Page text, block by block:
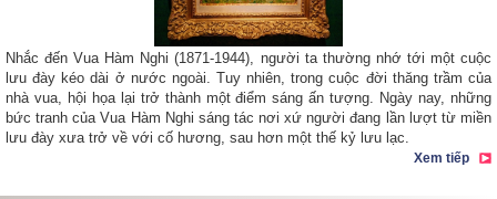
Nhắc đến Vua Hàm Nghi (1871-1944), người ta thường nhớ tới một cuộc
lưu đày kéo dài ở nước ngoài. Tuy nhiên, trong cuộc đời thăng trầm của
nhà vua, hội họa lại trở thành một điểm sáng ấn tượng. Ngày nay, những
bức tranh của Vua Hàm Nghi sáng tác nơi xứ người đang lần lượt từ miền
lưu đày xưa trở về với cố hương, sau hơn một thế kỷ lưu lạc.
Xem tiếp